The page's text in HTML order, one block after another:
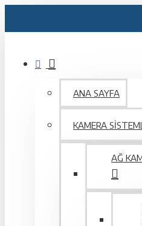
ANA SAYFA
KAMERA
AĞ